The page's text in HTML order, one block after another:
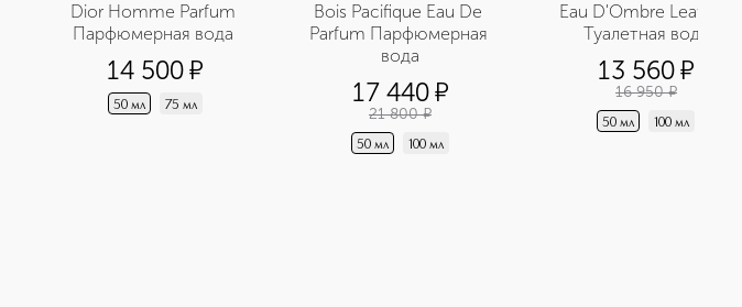
Dior Homme Parfum
14 500¤
50 мл 75 мл
Bois Pacifique Eau De
Parfum Парфюмерная
вода
17 440¤
21 800 ¤
50 мл 100 мл
Eau D'Ombre Leather
Туалетная вода
13 560¤
16 950 ¤
50 мл 100 мл